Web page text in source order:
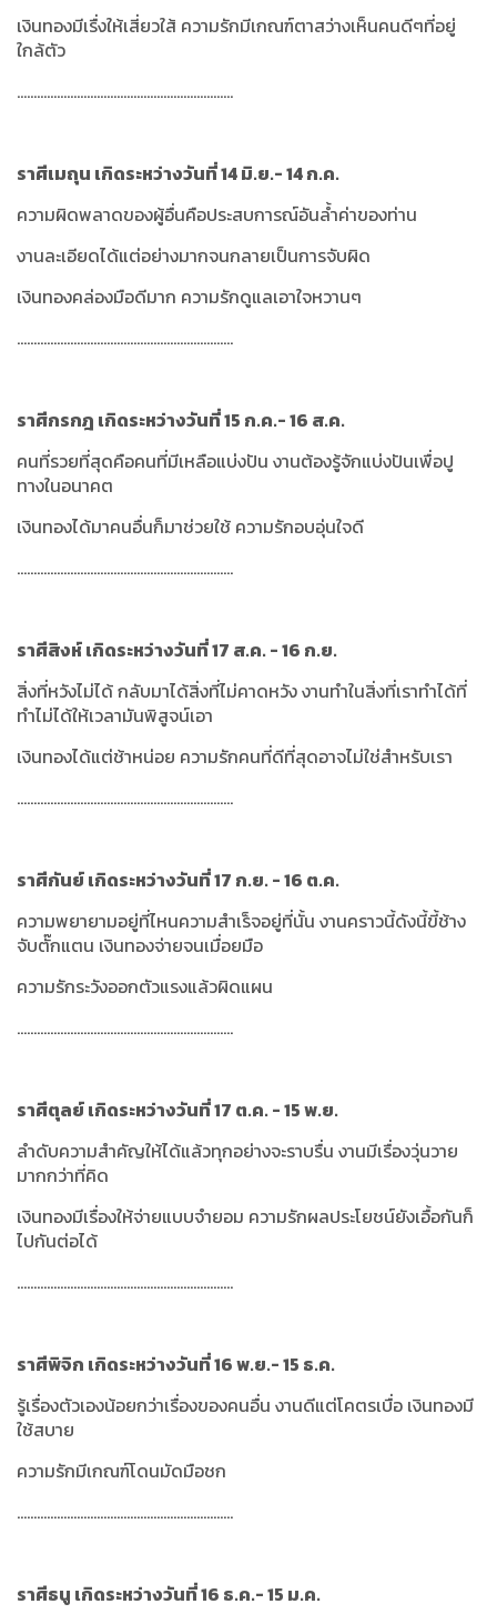
เงินทองมีเรื่งให้เสี่ยวใส้ ความรักมีเกณฑ์ตาสว่างเห็นคนดีๆที่อยู่
ใกล้ตัว
.................................................................
ราศีเมถุน เกิดระหว่างวันที่ 14 มิ.ย.- 14 ก.ค.
ความผิดพลาดของผู้อื่นคือประสบการณ์อันล้ำค่าของท่าน
งานละเอียดได้แต่อย่างมากจนกลายเป็นการจับผิด
เงินทองคล่องมือดีมาก ความรักดูแลเอาใจหวานๆ
.................................................................
ราศีกรกฎ เกิดระหว่างวันที่ 15 ก.ค.- 16 ส.ค.
คนที่รวยที่สุดคือคนที่มีเหลือแบ่งปัน งานต้องรู้จักแบ่งปันเพื่อปู
ทางในอนาคต
เงินทองได้มาคนอื่นก็มาช่วยใช้ ความรักอบอุ่นใจดี
.................................................................
ราศีสิงห์ เกิดระหว่างวันที่ 17 ส.ค. - 16 ก.ย.
สิ่งที่หวังไม่ได้ กลับมาได้สิ่งที่ไม่คาดหวัง งานทำในสิ่งที่เราทำได้ที่
ทำไม่ได้ให้เวลามันพิสูจน์เอา
เงินทองได้แต่ช้าหน่อย ความรักคนที่ดีที่สุดอาจไม่ใช่สำหรับเรา
.................................................................
ราศีกันย์ เกิดระหว่างวันที่ 17 ก.ย. - 16 ต.ค.
ความพยายามอยู่ที่ไหนความสำเร็จอยู่ที่นั้น งานคราวนี้ดังนี้ขี้ช้าง
จับตั๊กแตน เงินทองจ่ายจนเมื่อยมือ
ความรักระวังออกตัวแรงแล้วผิดแผน
.................................................................
ราศีตุลย์ เกิดระหว่างวันที่ 17 ต.ค. - 15 พ.ย.
ลำดับความสำคัญให้ได้แล้วทุกอย่างจะราบรื่น งานมีเรื่องวุ่นวาย
มากกว่าที่คิด
เงินทองมีเรื่องให้จ่ายแบบจำยอม ความรักผลประโยชน์ยังเอื้อกันก็
ไปกันต่อได้
.................................................................
ราศีพิจิก เกิดระหว่างวันที่ 16 พ.ย.- 15 ธ.ค.
รู้เรื่องตัวเองน้อยกว่าเรื่องของคนอื่น งานดีแต่โคตรเบื่อ เงินทองมี
ใช้สบาย
ความรักมีเกณฑ์โดนมัดมือชก
.................................................................
ราศีธนู เกิดระหว่างวันที่ 16 ธ.ค.- 15 ม.ค.